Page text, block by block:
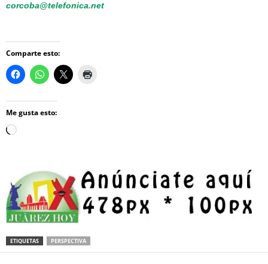
corcoba@telefonica.net
Comparte esto:
Me gusta esto:
Loading…
ETIQUETAS PERSPECTIVA